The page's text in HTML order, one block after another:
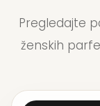
Pregledajte
ženskih